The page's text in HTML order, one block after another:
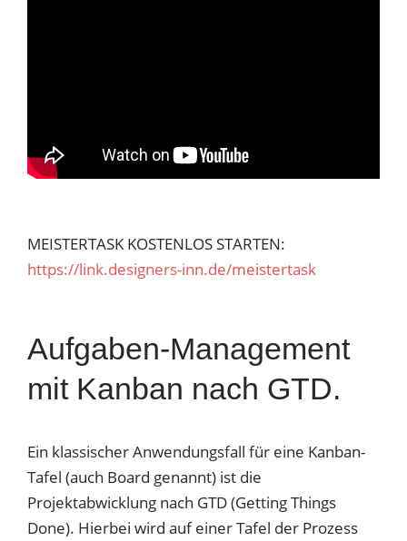
MEISTERTASK KOSTENLOS STARTEN:
https://link.designers-inn.de/meistertask
Aufgaben-Management
mit Kanban nach GTD.
Ein klassischer Anwendungsfall für eine Kanban-
Tafel (auch Board genannt) ist die
Projektabwicklung nach GTD (Getting Things
Done). Hierbei wird auf einer Tafel der Prozess